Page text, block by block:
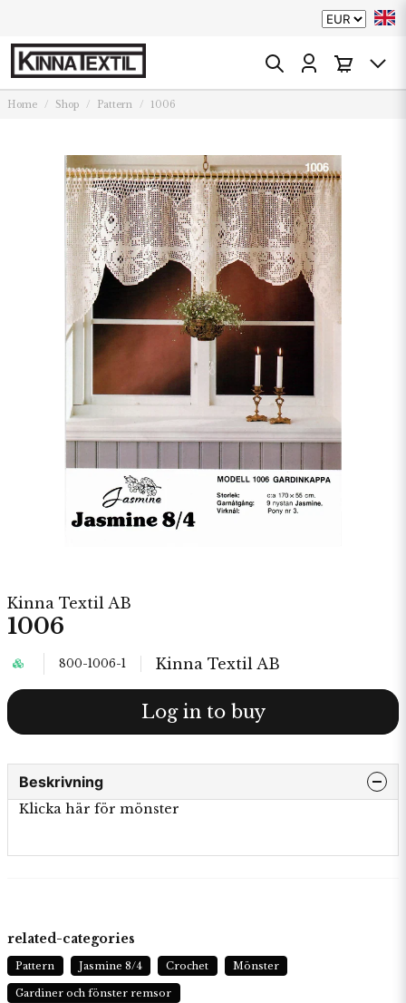
Home Shop Pattern 1006
Kinna Textil AB
1006
800-1006-1 Kinna Textil AB
Log in to buy
Beskrivning
Klicka här för mönster
related-categories
Pattern Jasmine 8/4 Crochet Mönster
Gardiner och fönster remsor